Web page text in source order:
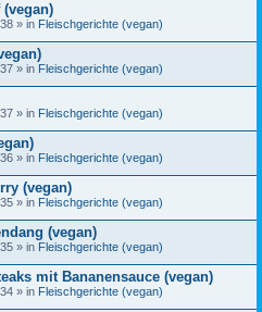
» in Fleischgerichte (vegan)
» in Fleischgerichte (vegan)
» in Fleischgerichte (vegan)
» in Fleischgerichte (vegan)
(vegan)
» in Fleischgerichte (vegan)
(vegan)
» in Fleischgerichte (vegan)
mit Bananensauce (vegan)
» in Fleischgerichte (vegan)